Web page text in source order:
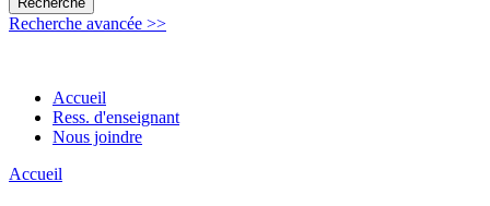
Recherche avancée >>
Accueil
Ress. d'enseignant
Nous joindre
Accueil